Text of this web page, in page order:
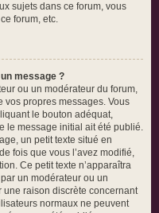
sujets dans ce forum, vous
forum, etc.
message ?
ou un modérateur du forum,
vos propres messages. Vous
le bouton adéquat,
le message initial ait été publié.
un petit texte situé en
fois que vous l’avez modifié,
Ce petit texte n’apparaîtra
un modérateur ou un
une raison discrète concernant
normaux ne peuvent